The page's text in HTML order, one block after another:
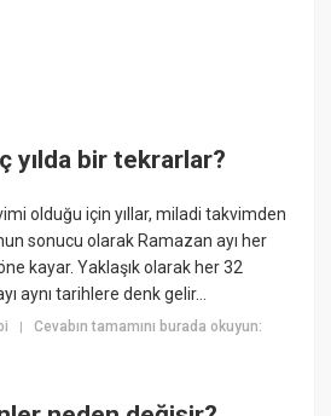
yılda bir tekrarlar?
olduğu için yıllar, miladi takvimden
sonucu olarak Ramazan ayı her
kayar. Yaklaşık olarak her 32
aynı tarihlere denk gelir...
|Cevabın tamamını burada okuyun: